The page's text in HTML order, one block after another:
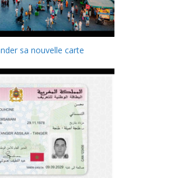
sa nouvelle carte